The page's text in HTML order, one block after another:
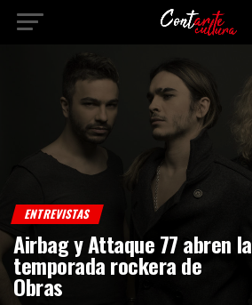
ENTREVISTAS
Airbag y Attaque 77 abren la
temporada rockera de
Obras